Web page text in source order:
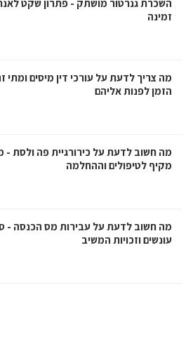
השכרת גנרטור מושתק - פתרון שקט
זמינה
מה צריך לדעת על עורכי דין מיסים ומתי
הזמן לפנות אליהם
מה חשוב לדעת על כירורגיית פה ולסת -
מקיף לטיפולים וההחלמה
מה חשוב לדעת על עבירות מס הכנסה -
עונשים וזכויות המשיב